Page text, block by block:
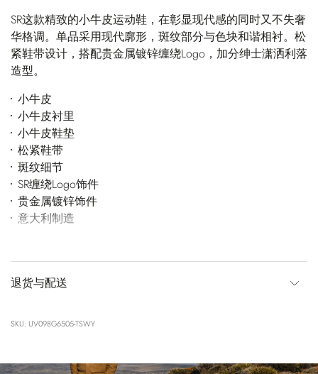
SR这款精致的小牛皮运动鞋，在彰显现代感的同时又不失奢
华格调。单品采用现代廓形，斑纹部分与色块和谐相衬。松
紧鞋带设计，搭配贵金属镀锌缠绕Logo，加分绅士潇洒利落
造型。
小牛皮
小牛皮衬里
小牛皮鞋垫
松紧鞋带
斑纹细节
SR缠绕Logo饰件
贵金属镀锌饰件
意大利制造
退货与配送
SKU: UV098G6505-TSWY